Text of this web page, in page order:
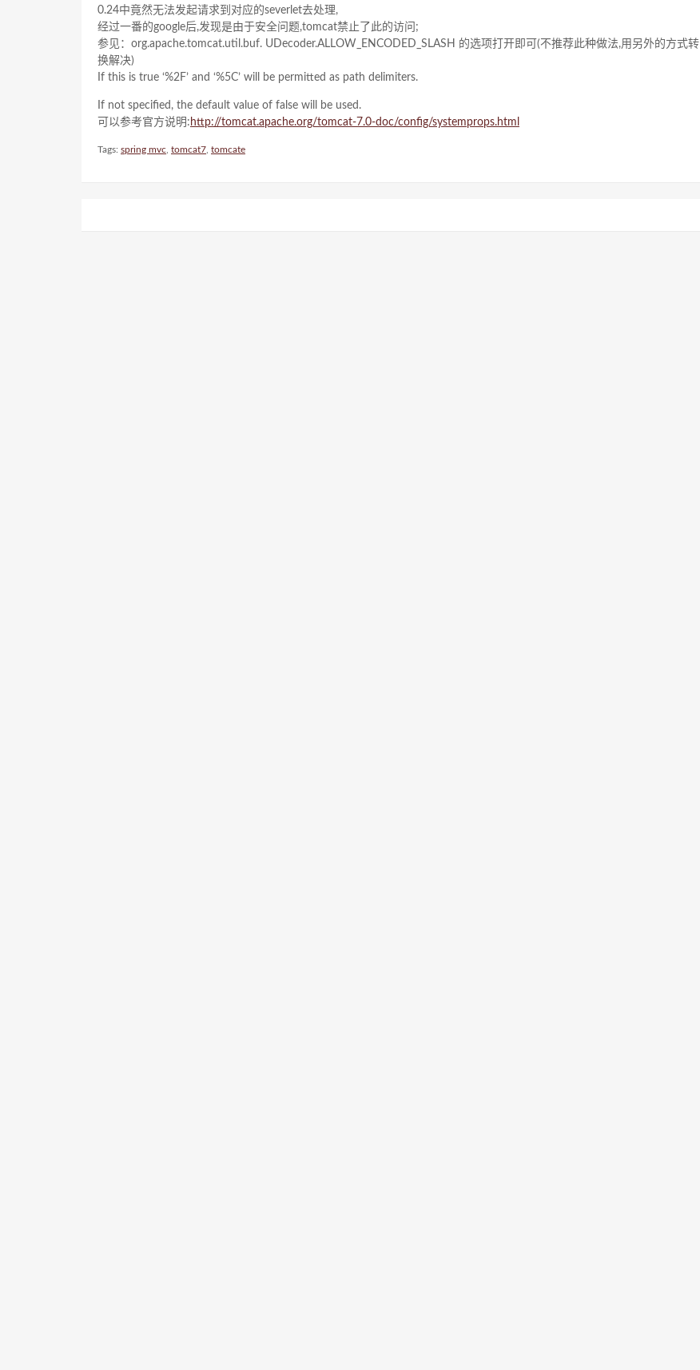
0.24中竟然无法发起请求到对应的severlet去处理,
经过一番的google后,发现是由于安全问题,tomcat禁止了此的访问;
参见：org.apache.tomcat.util.buf. UDecoder.ALLOW_ENCODED_SLASH 的选项打开即可(不推荐此种做法,用另外的方式转
换解决)
If this is true ‘%2F’ and ‘%5C’ will be permitted as path delimiters.
If not specified, the default value of false will be used.
可以参考官方说明: http://tomcat.apache.org/tomcat-7.0-doc/config/systemprops.html
Tags: spring mvc tomcat7 tomcate